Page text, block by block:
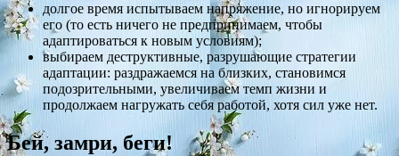
долгое время испытываем напряжение, но игнорируем
его (то есть ничего не предпринимаем, чтобы
адаптироваться к новым условиям);
выбираем деструктивные, разрушающие стратегии
адаптации: раздражаемся на близких, становимся
подозрительными, увеличиваем темп жизни и
продолжаем нагружать себя работой, хотя сил уже нет.
Бей, замри, беги!